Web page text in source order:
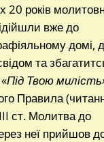
20 років
вже до
домі,
та
Під Твою
Правила
ст. Молитва до
неї прийшов